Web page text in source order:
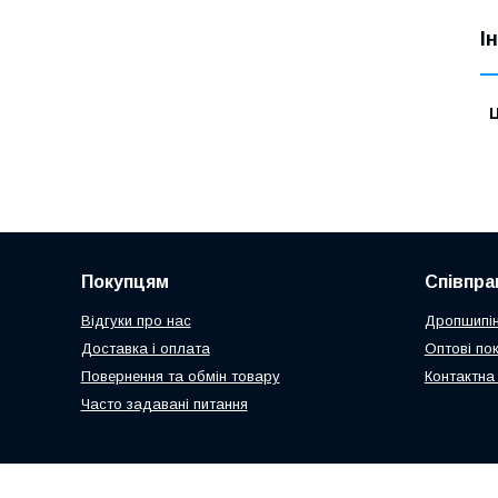
Покупцям
Відгуки про нас
Доставка і оплата
Повернення та обмін товару
Часто задавані питання
Оптові